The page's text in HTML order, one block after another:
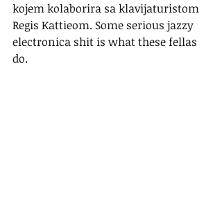
kojem kolaborira sa klavijaturistom
Regis Kattieom. Some serious jazzy
electronica shit is what these fellas
do.